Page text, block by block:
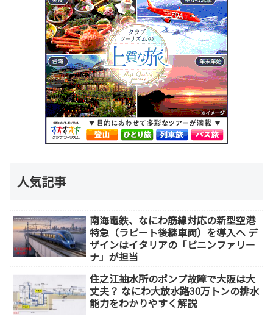
人気記事
南海電鉄、なにわ筋線対応の新型空港
特急（ラピート後継車両）を導入へ デ
ザインはイタリアの「ピニンファリー
ナ」が担当
住之江抽水所のポンプ故障で大阪は大
丈夫？ なにわ大放水路30万トンの排水
能力をわかりやすく解説